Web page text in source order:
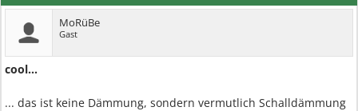
MoRüBe
Gast
cool...
... das ist keine Dämmung, sondern vermutlich Schalldämmung